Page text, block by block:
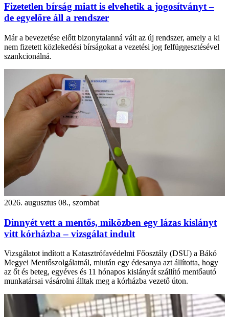
Fizetetlen bírság miatt is elvehetik a jogosítványt –
de egyelőre áll a rendszer
Már a bevezetése előtt bizonytalanná vált az új rendszer, amely a ki
nem fizetett közlekedési bírságokat a vezetési jog felfüggesztésével
szankcionálná.
2026. augusztus 08., szombat
Dinnyét vett a mentős, miközben egy lázas kislányt
vitt kórházba – vizsgálat indult
Vizsgálatot indított a Katasztrófavédelmi Főosztály (DSU) a Bákó
Megyei Mentőszolgálatnál, miután egy édesanya azt állította, hogy
az őt és beteg, egyéves és 11 hónapos kislányát szállító mentőautó
munkatársai vásárolni álltak meg a kórházba vezető úton.